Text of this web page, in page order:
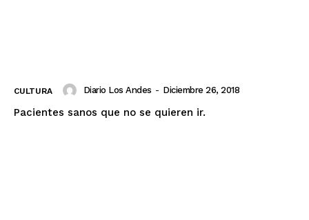
CULTURA Diario Los Andes - Diciembre 26, 2018
Pacientes sanos que no se quieren ir.